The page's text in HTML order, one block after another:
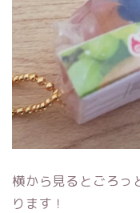
横から見るとごろっ
ります！